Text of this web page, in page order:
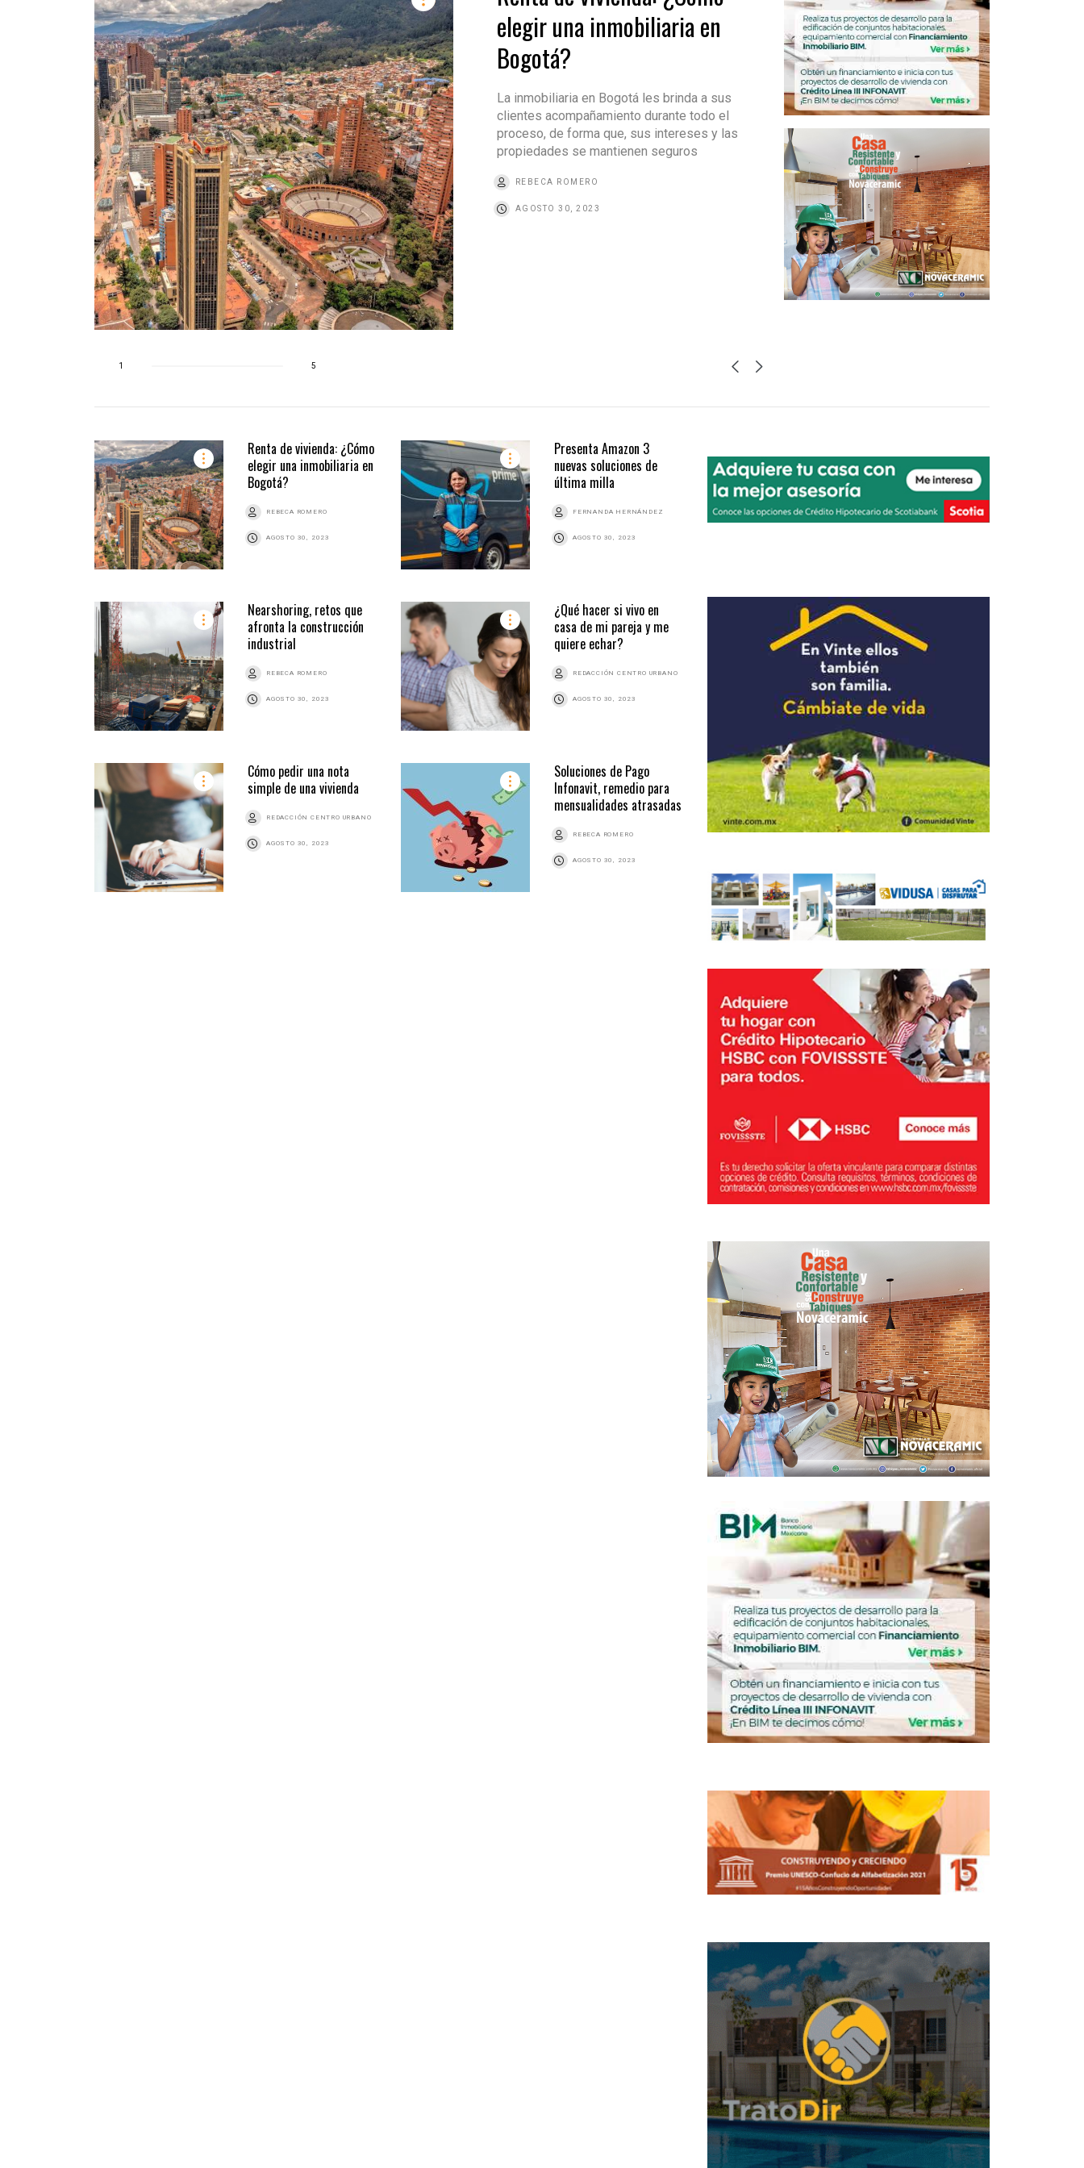
elegir una inmobiliaria en
Bogotá?
La inmobiliaria en Bogotá les brinda a sus
clientes acompañamiento durante todo el
proceso, de forma que, sus intereses y las
propiedades se mantienen seguros
REBECA ROMERO
AGOSTO 30, 2023
1 5
Renta de vivienda: ¿Cómo
elegir una inmobiliaria en
Bogotá?
REBECA ROMERO
AGOSTO 30, 2023
Presenta Amazon 3
nuevas soluciones de
última milla
FERNANDA HERNÁNDEZ
AGOSTO 30, 2023
Nearshoring, retos que
afronta la construcción
industrial
REBECA ROMERO
AGOSTO 30, 2023
¿Qué hacer si vivo en
casa de mi pareja y me
quiere echar?
REDACCIÓN CENTRO URBANO
AGOSTO 30, 2023
Cómo pedir una nota
simple de una vivienda
REDACCIÓN CENTRO URBANO
AGOSTO 30, 2023
Soluciones de Pago
Infonavit, remedio para
mensualidades atrasadas
REBECA ROMERO
AGOSTO 30, 2023